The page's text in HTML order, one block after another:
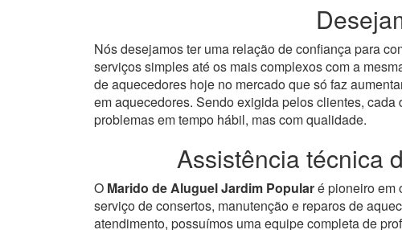
Nós desejamos ter uma relação de confiança para
serviços simples até os mais complexos com a
de aquecedores hoje no mercado que só faz
em aquecedores. Sendo exigida pelos clientes, cada
problemas em tempo hábil, mas com qualidade.
Assistência técnica
O Marido de Aluguel Jardim Popularé pioneiro em
serviço de consertos, manutenção e reparos de
atendimento, possuímos uma equipe completa de